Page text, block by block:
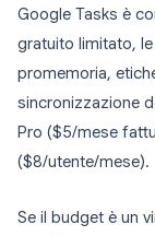
Google Tasks è
gratuito limitato,
promemoria,
sincronizzazione
Pro ($5/mese
($8/utente/mese).
Se il budget è un